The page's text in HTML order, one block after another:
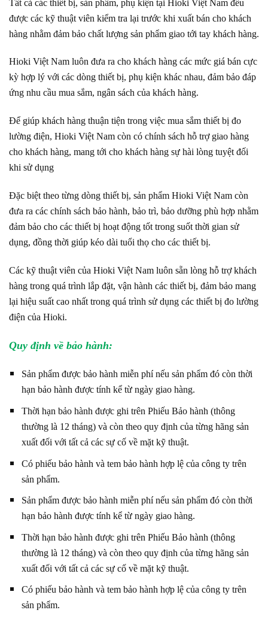
Tất cả các thiết bị, sản phẩm, phụ kiện tại Hioki Việt Nam đều
được các kỹ thuật viên kiểm tra lại trước khi xuất bán cho khách
hàng nhằm đảm bảo chất lượng sản phẩm giao tới tay khách hàng.
Hioki Việt Nam luôn đưa ra cho khách hàng các mức giá bán cực
kỳ hợp lý với các dòng thiết bị, phụ kiện khác nhau, đảm bảo đáp
ứng nhu cầu mua sắm, ngân sách của khách hàng.
Để giúp khách hàng thuận tiện trong việc mua sắm thiết bị đo
lường điện, Hioki Việt Nam còn có chính sách hỗ trợ giao hàng
cho khách hàng, mang tới cho khách hàng sự hài lòng tuyệt đối
khi sử dụng
Đặc biệt theo từng dòng thiết bị, sản phẩm Hioki Việt Nam còn
đưa ra các chính sách bảo hành, bảo trì, bảo dưỡng phù hợp nhằm
đảm bảo cho các thiết bị hoạt động tốt trong suốt thời gian sử
dụng, đồng thời giúp kéo dài tuổi thọ cho các thiết bị.
Các kỹ thuật viên của Hioki Việt Nam luôn sẵn lòng hỗ trợ khách
hàng trong quá trình lắp đặt, vận hành các thiết bị, đảm bảo mang
lại hiệu suất cao nhất trong quá trình sử dụng các thiết bị đo lường
điện của Hioki.
Quy định về bảo hành:
Sản phẩm được bảo hành miễn phí nếu sản phẩm đó còn thời
hạn bảo hành được tính kể từ ngày giao hàng.
Thời hạn bảo hành được ghi trên Phiếu Bảo hành (thông
thường là 12 tháng) và còn theo quy định của từng hãng sản
xuất đối với tất cả các sự cố về mặt kỹ thuật.
Có phiếu bảo hành và tem bảo hành hợp lệ của công ty trên
sản phẩm.
Sản phẩm được bảo hành miễn phí nếu sản phẩm đó còn thời
hạn bảo hành được tính kể từ ngày giao hàng.
Thời hạn bảo hành được ghi trên Phiếu Bảo hành (thông
thường là 12 tháng) và còn theo quy định của từng hãng sản
xuất đối với tất cả các sự cố về mặt kỹ thuật.
Có phiếu bảo hành và tem bảo hành hợp lệ của công ty trên
sản phẩm.